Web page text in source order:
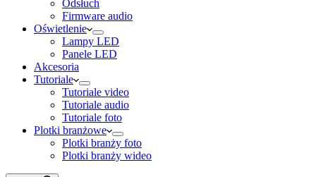
Odsłuch
Firmware audio
Oświetlenie
Lampy LED
Panele LED
Akcesoria
Tutoriale
Tutoriale video
Tutoriale audio
Tutoriale foto
Plotki branżowe
Plotki branży foto
Plotki branży wideo